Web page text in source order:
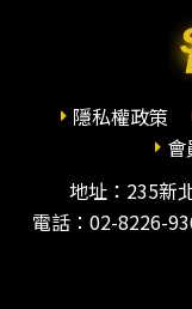
隱私權政策
會
地址：235新
電話： 02-8226-